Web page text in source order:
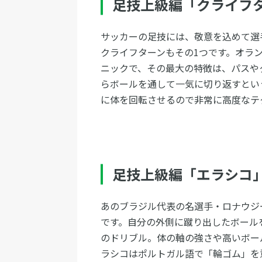
足技上級編「クライフ
サッカーの足技には、敬意を込めて
クライフターンもその1つです。オラ
ニックで、その最大の特徴は、パス
らボールを通して一気に切り返すと
に体を回転させるので非常に高度な
足技上級編「エラシコ
あのブラジル代表の名選手・ロナウ
です。自分の外側に蹴り出したボー
のドリブル。体の軸の強さや高いボ
ラシコはポルトガル語で「輪ゴム」